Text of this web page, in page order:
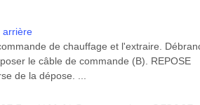
arrière
de chauffage et l'extraire.
le câble de commande (B). REPOSE
de la dépose. ...